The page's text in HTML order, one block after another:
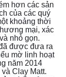
hơn các sản
của các quý
khoảng thời
mại, xác
nhỏ gọn.
được đưa ra
mờ linh hoạt
năm 2014
Clay Matt.